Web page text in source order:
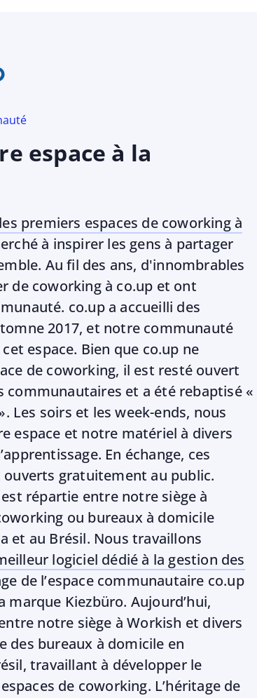
espace à la
premiers espaces de coworking à
à inspirer les gens à partager
Au fil des ans, d'innombrables
de coworking à co.up et ont
co.up a accueilli des
2017, et notre communauté
espace. Bien que co.up ne
de coworking, il est resté ouvert
communautaires et a été rebaptisé «
Les soirs et les week-ends, nous
espace et notre matériel à divers
En échange, ces
gratuitement au public.
est répartie entre notre siège à
ou bureaux à domicile
et au Brésil. Nous travaillons
logiciel dédié à la gestion des
de l’espace communautaire co.up
marque Kiezbüro. Aujourd’hui,
notre siège à Workish et divers
des bureaux à domicile en
travaillant à développer le
de coworking. L’héritage de